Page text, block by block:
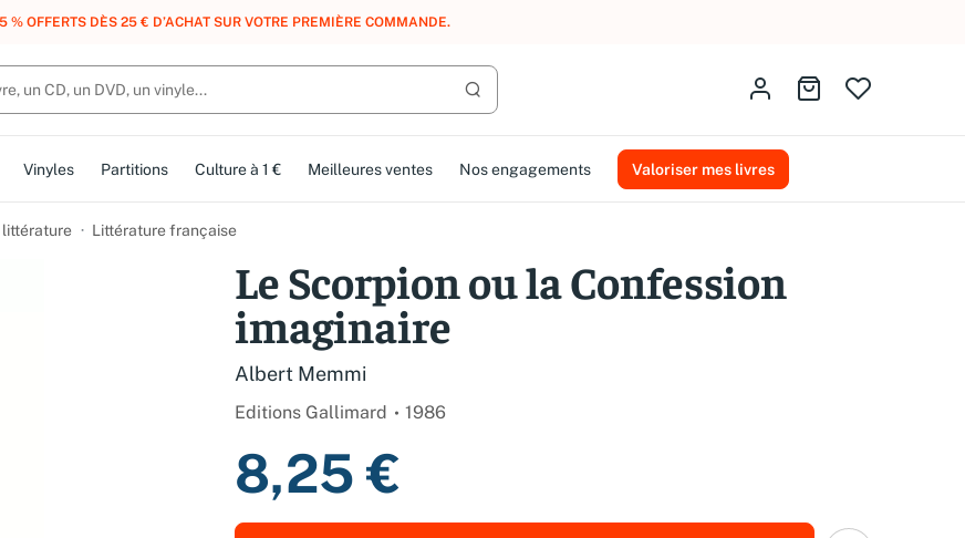
POINTS, DES RÉCOMPENSES :REJOIGNEZ GRATUITEMENT LE CLUB AMMAREAL.
Lancer la recherche
Identifiez-vousAller au panier
Vinyles Partitions Culture à 1 € Meilleures ventes Nos engagements Valoriser mes livres
littérature Littérature française
Le Scorpion ou la Confession
imaginaire
Albert Memmi
Editions Gallimard 1986
8,25 €